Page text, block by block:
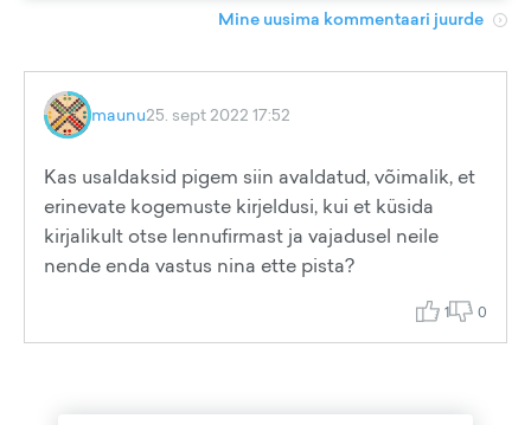
Mine uusima kommentaari juurde
maunu25. sept 2022 17:52
Kas usaldaksid pigem siin avaldatud, võimalik, et
erinevate kogemuste kirjeldusi, kui et küsida
kirjalikult otse lennufirmast ja vajadusel neile
nende enda vastus nina ette pista?
1 0